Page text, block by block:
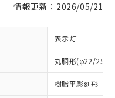
情報更新：2026/05/21
表示灯
丸胴形(φ22/
樹脂平彫刻形